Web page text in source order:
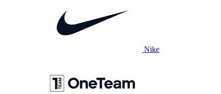
Nike